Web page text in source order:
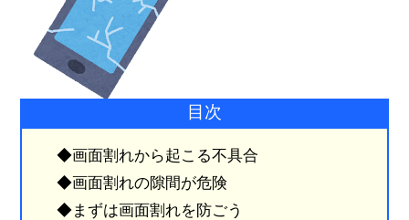
目次
◆画面割れから起こる不具合
◆画面割れの隙間が危険
◆まずは画面割れを防ごう